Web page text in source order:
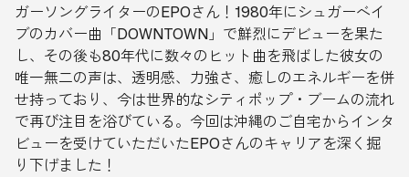
ガーソングライターのEPOさん！1980年にシュガーベイ
ブのカバー曲「DOWNTOWN」で鮮烈にデビューを果た
し、その後も80年代に数々のヒット曲を飛ばした彼女の
唯一無二の声は、透明感、力強さ、癒しのエネルギーを併
せ持っており、今は世界的なシティポップ・ブームの流れ
で再び注目を浴びている。今回は沖縄のご自宅からインタ
ビューを受けていただいたEPOさんのキャリアを深く掘
り下げました！